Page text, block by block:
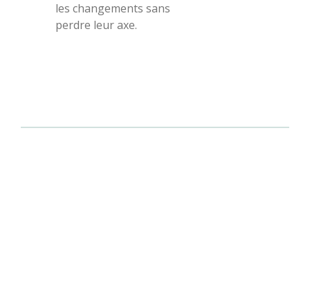
les changements sans
perdre leur axe.